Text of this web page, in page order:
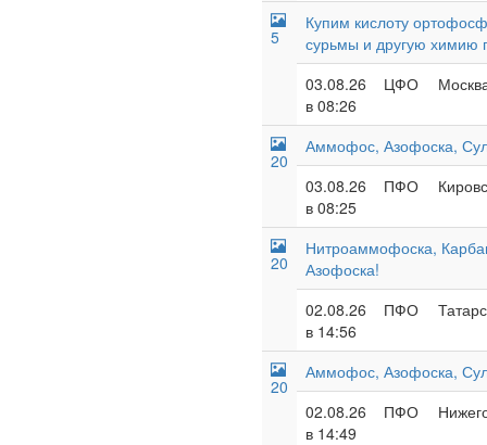
5
Купим кислоту
сурьмы и другую химию
03.08.26
в 08:26
ЦФО
20
Аммофос, Азофоска,
03.08.26
в 08:25
ПФО
20
Нитроаммофоска,
Азофоска!
02.08.26
в 14:56
ПФО
20
Аммофос, Азофоска,
02.08.26
в 14:49
ПФО